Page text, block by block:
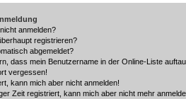
anmelden?
registrieren?
abgemeldet?
dass mein Benutzername in der Online-Liste
vergessen!
kann mich aber nicht anmelden!
Zeit registriert, kann mich aber nicht mehr